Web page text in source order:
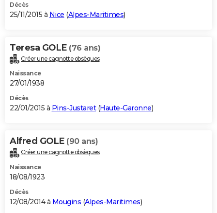
Décès
25/11/2015 à Nice (Alpes-Maritimes)
Teresa GOLE (76 ans)
Créer une cagnotte obsèques
Naissance
27/01/1938
Décès
22/01/2015 à Pins-Justaret(Haute-Garonne)
Alfred GOLE (90 ans)
Créer une cagnotte obsèques
Naissance
18/08/1923
Décès
12/08/2014 à Mougins (Alpes-Maritimes)